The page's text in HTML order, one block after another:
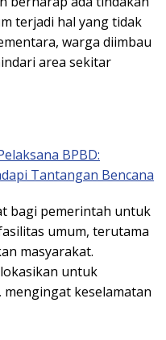
terjadi hal yang tidak
warga diimbau
area sekitar
BPBD:
Tantangan Bencana
bagi pemerintah untuk
umum, terutama
masyarakat.
untuk
keselamatan